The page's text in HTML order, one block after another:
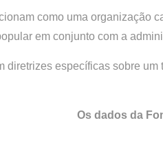
como uma organização
em conjunto com a
diretrizes específicas sobre
Os dados da